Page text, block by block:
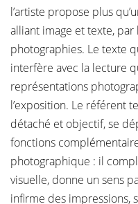
l’artiste propose plus
alliant image et texte,
photographies. Le texte
interfère avec la lecture
représentations
l’exposition. Le référent
détaché et objectif, se
fonctions
photographique : il
visuelle, donne un sens
infirme des impressions,